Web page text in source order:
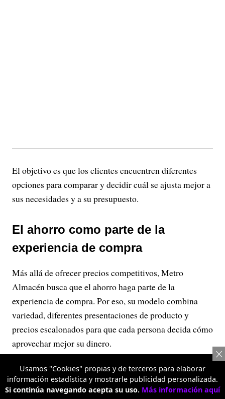
El objetivo es que los clientes encuentren diferentes
opciones para comparar y decidir cuál se ajusta mejor a
sus necesidades y a su presupuesto.
El ahorro como parte de la
experiencia de compra
Más allá de ofrecer precios competitivos, Metro
Almacén busca que el ahorro haga parte de la
experiencia de compra. Por eso, su modelo combina
variedad, diferentes presentaciones de producto y
precios escalonados para que cada persona decida cómo
aprovechar mejor su dinero.
Esta propuesta está dirigida tanto a quienes realizan el
mercado semanal o mensual para su hogar como a
pequeños empresarios y emprendedores que necesitan
Usamos "Cookies" propias y de terceros para elaborar
información estadística y mostrarle publicidad personalizada.
Si continúa navegando acepta su uso. Más información aquí